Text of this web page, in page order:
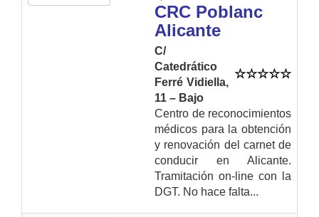
CRC Poblanc
Alicante
C/
Catedrático
Ferré Vidiella,
11 – Bajo
Centro de reconocimientos
médicos para la obtención
y renovación del carnet de
conducir en Alicante.
Tramitación on-line con la
DGT. No hace falta...